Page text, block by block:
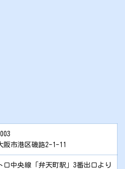
阪市港区磯路2-1-11
ロ中央線「弁天町駅」3番出口より